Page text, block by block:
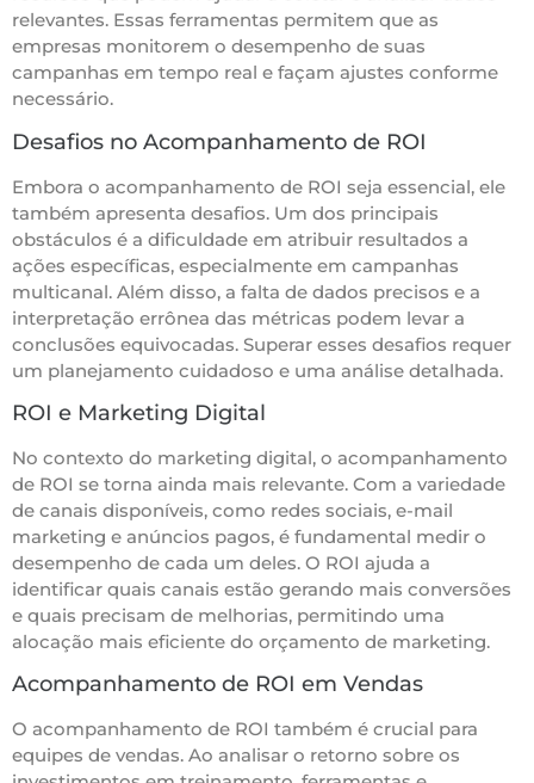
relevantes. Essas ferramentas permitem que as
empresas monitorem o desempenho de suas
campanhas em tempo real e façam ajustes conforme
necessário.
Desafios no Acompanhamento de ROI
Embora o acompanhamento de ROI seja essencial, ele
também apresenta desafios. Um dos principais
obstáculos é a dificuldade em atribuir resultados a
ações específicas, especialmente em campanhas
multicanal. Além disso, a falta de dados precisos e a
interpretação errônea das métricas podem levar a
conclusões equivocadas. Superar esses desafios requer
um planejamento cuidadoso e uma análise detalhada.
ROI e Marketing Digital
No contexto do marketing digital, o acompanhamento
de ROI se torna ainda mais relevante. Com a variedade
de canais disponíveis, como redes sociais, e-mail
marketing e anúncios pagos, é fundamental medir o
desempenho de cada um deles. O ROI ajuda a
identificar quais canais estão gerando mais conversões
e quais precisam de melhorias, permitindo uma
alocação mais eficiente do orçamento de marketing.
Acompanhamento de ROI em Vendas
O acompanhamento de ROI também é crucial para
equipes de vendas. Ao analisar o retorno sobre os